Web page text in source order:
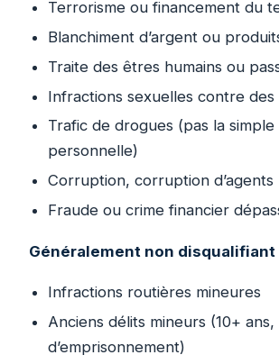
Terrorisme ou financement du
Blanchiment d’argent ou
Traite des êtres humains ou
Infractions sexuelles contre des
Trafic de drogues (pas la simple
personnelle)
Corruption, corruption d’agents
Fraude ou crime financier
Généralement non disqualifiant
Infractions routières mineures
Anciens délits mineurs (10+
d’emprisonnement)